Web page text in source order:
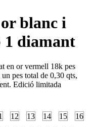
blanc i
1 diamant
en or vermell 18k pes
pes total de 0,30 qts,
Edició limitada
12 13 14 15
16